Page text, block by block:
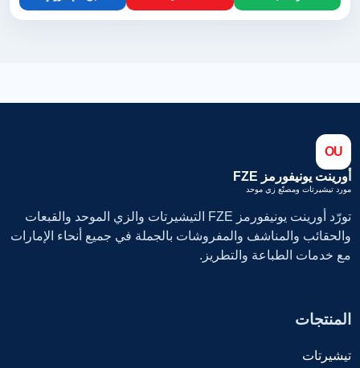
OU
أورينت يونيفورمز FZE
مورد تيشيرتات ومصنّع زي موحد
تورّد أورينت يونيفورمز FZE التيشيرتات والزي الموحد والقبعات
والحقائب والمناشف والمفروشات بالجملة في جميع أنحاء الإمارات
مع خدمات الطباعة والتطريز.
المنتجات
تيشيرتات